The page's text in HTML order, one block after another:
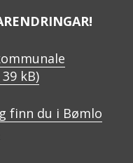
39 kB)
finn du i Bømlo